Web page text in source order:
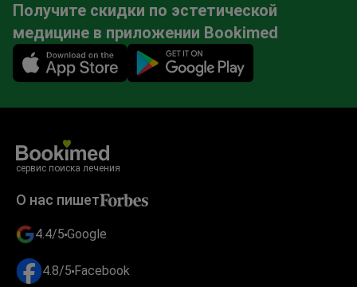
Получите скидки по эстетической
медицине в приложении Bookimed
Mobile app illustration
сервис поиска лечения
О нас пишет
4.4/5 Google
4.8/5 Facebook